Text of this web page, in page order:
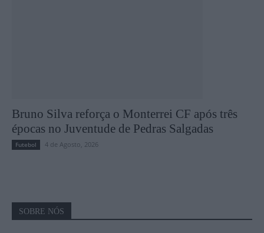
Bruno Silva reforça o Monterrei CF após três
épocas no Juventude de Pedras Salgadas
Futebol 4 de Agosto, 2026
SOBRE NÓS